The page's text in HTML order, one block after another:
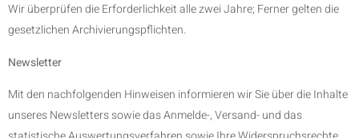
Wir überprüfen die Erforderlichkeit alle zwei Jahre; Ferner gelten die
gesetzlichen Archivierungspflichten.
Newsletter
Mit den nachfolgenden Hinweisen informieren wir Sie über die Inhalte
unseres Newsletters sowie das Anmelde-, Versand- und das